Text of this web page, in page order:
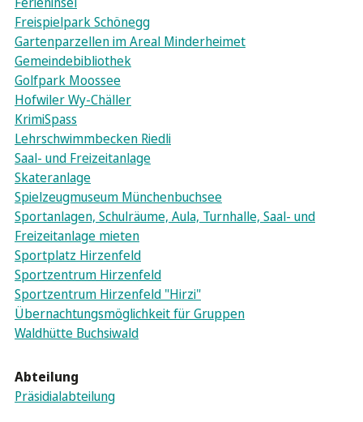
Freispielpark Schönegg
Gartenparzellen im Areal Minderheimet
Gemeindebibliothek
Golfpark Moossee
Hofwiler Wy-Chäller
KrimiSpass
Lehrschwimmbecken Riedli
Saal- und Freizeitanlage
Skateranlage
Spielzeugmuseum Münchenbuchsee
Sportanlagen, Schulräume, Aula, Turnhalle, Saal- und
Freizeitanlage mieten
Sportplatz Hirzenfeld
Sportzentrum Hirzenfeld
Sportzentrum Hirzenfeld "Hirzi"
Übernachtungsmöglichkeit für Gruppen
Waldhütte Buchsiwald
Abteilung
Präsidialabteilung